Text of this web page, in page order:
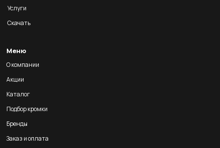
Услуги
Скачать
Меню
О компании
Акции
Каталог
Подбор кромки
Бренды
Заказ и оплата